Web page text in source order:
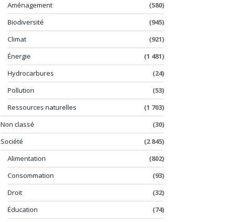
Aménagement
(580)
Biodiversité
(945)
Climat
(921)
Énergie
(1 481)
Hydrocarbures
(24)
Pollution
(53)
Ressources naturelles
(1 703)
Non classé
(30)
Société
(2 845)
Alimentation
(802)
Consommation
(93)
Droit
(32)
Éducation
(74)